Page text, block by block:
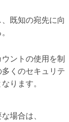
既知の宛先に向
ントの使用を制
くのセキュリテ
ります。
場合は、